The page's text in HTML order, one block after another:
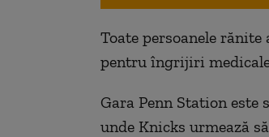
Toate persoanele
pentru îngrijiri
Gara Penn Station este
unde Knicks urmează